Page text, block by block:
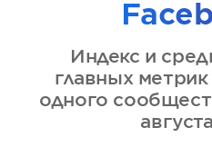
Индекс и
главных метрик
одного